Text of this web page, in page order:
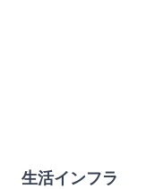
生活インフラ